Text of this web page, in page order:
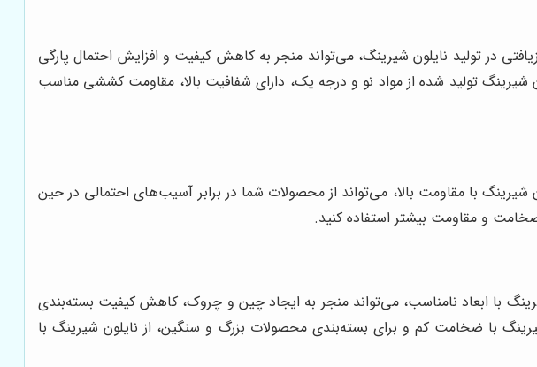
در تولید نایلون شیرینگ، می‌تواند منجر به کاهش کیفیت و افزایش احتمال پارگی
شیرینگ تولید شده از مواد نو و درجه یک، دارای شفافیت بالا، مقاومت کششی مناسب
با مقاومت بالا، می‌تواند از محصولات شما در برابر آسیب‌های احتمالی در حین
و مقاومت بیشتر استفاده کنید.
با ابعاد نامناسب، می‌تواند منجر به ایجاد چین و چروک، کاهش کیفیت بسته‌بندی
با ضخامت کم و برای بسته‌بندی محصولات بزرگ و سنگین، از نایلون شیرینگ با